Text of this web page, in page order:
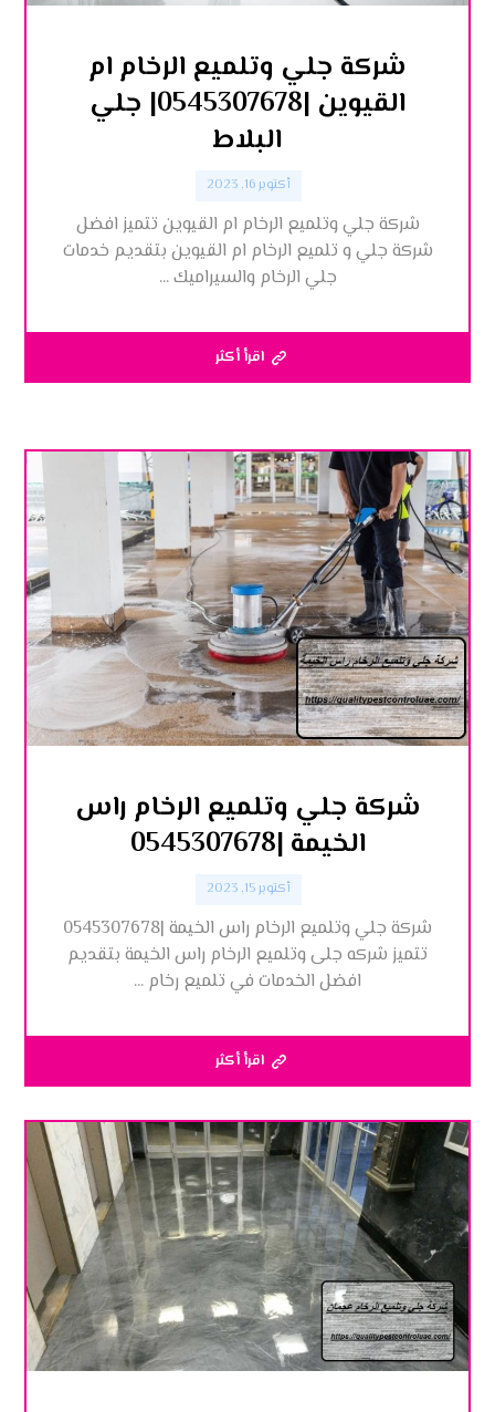
شركة جلي وتلميع الرخام ام
القيوين |0545307678| جلي
البلاط
أكتوبر 16, 2023
شركة جلي وتلميع الرخام ام القيوين تتميز افضل
شركة جلي و تلميع الرخام ام القيوين بتقديم خدمات
جلي الرخام والسيراميك ...
اقرأ أكثر
شركة جلي وتلميع الرخام راس
الخيمة |0545307678
أكتوبر 15, 2023
شركة جلي وتلميع الرخام راس الخيمة |0545307678
تتميز شركه جلى وتلميع الرخام راس الخيمة بتقديم
افضل الخدمات في تلميع رخام ...
اقرأ أكثر